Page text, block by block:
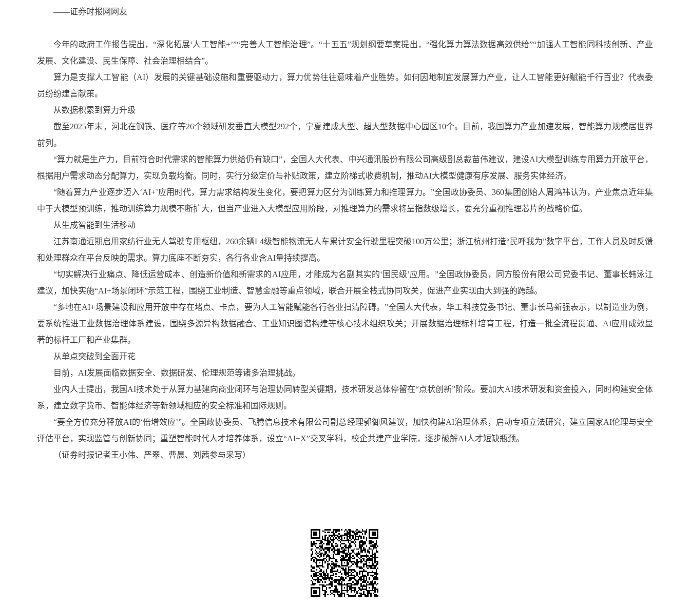
——证券时报网网友
今年的政府工作报告提出，“深化拓展‘人工智能+’”“完善人工智能治理”。“十五五”规划纲要草案提出，“强化算力算法数据高效供给”“加强人工智能同科技创新、产业
发展、文化建设、民生保障、社会治理相结合”。
算力是支撑人工智能（AI）发展的关键基础设施和重要驱动力，算力优势往往意味着产业胜势。如何因地制宜发展算力产业，让人工智能更好赋能千行百业？代表委
员纷纷建言献策。
从数据积累到算力升级
截至2025年末，河北在钢铁、医疗等26个领域研发垂直大模型292个，宁夏建成大型、超大型数据中心园区10个。目前，我国算力产业加速发展，智能算力规模居世界
前列。
“算力就是生产力，目前符合时代需求的智能算力供给仍有缺口”，全国人大代表、中兴通讯股份有限公司高级副总裁苗伟建议，建设AI大模型训练专用算力开放平台，
根据用户需求动态分配算力，实现负载均衡。同时，实行分级定价与补贴政策，建立阶梯式收费机制，推动AI大模型健康有序发展、服务实体经济。
“随着算力产业逐步迈入‘AI+’应用时代，算力需求结构发生变化，要把算力区分为训练算力和推理算力。”全国政协委员、360集团创始人周鸿祎认为，产业焦点近年集
中于大模型预训练，推动训练算力规模不断扩大，但当产业进入大模型应用阶段，对推理算力的需求将呈指数级增长，要充分重视推理芯片的战略价值。
从生成智能到生活移动
江苏南通近期启用家纺行业无人驾驶专用枢纽，260余辆L4级智能物流无人车累计安全行驶里程突破100万公里；浙江杭州打造“民呼我为”数字平台，工作人员及时反馈
和处理群众在平台反映的需求。算力底座不断夯实，各行各业含AI量持续提高。
“切实解决行业痛点、降低运营成本、创造新价值和新需求的AI应用，才能成为名副其实的‘国民级’应用。”全国政协委员，同方股份有限公司党委书记、董事长韩泳江
建议，加快实施“AI+场景闭环”示范工程，围绕工业制造、智慧金融等重点领域，联合开展全栈式协同攻关，促进产业实现由大到强的跨越。
“多地在AI+场景建设和应用开放中存在堵点、卡点，要为人工智能赋能各行各业扫清障碍。”全国人大代表，华工科技党委书记、董事长马新强表示，以制造业为例，
要系统推进工业数据治理体系建设，围绕多源异构数据融合、工业知识图谱构建等核心技术组织攻关；开展数据治理标杆培育工程，打造一批全流程贯通、AI应用成效显
著的标杆工厂和产业集群。
从单点突破到全面开花
目前，AI发展面临数据安全、数据研发、伦理规范等诸多治理挑战。
业内人士提出，我国AI技术处于从算力基建向商业闭环与治理协同转型关键期，技术研发总体停留在“点状创新”阶段。要加大AI技术研发和资金投入，同时构建安全体
系，建立数字货币、智能体经济等新领域相应的安全标准和国际规则。
“要全方位充分释放AI的‘倍增效应’”。全国政协委员、飞腾信息技术有限公司副总经理郭御风建议，加快构建AI治理体系，启动专项立法研究，建立国家AI伦理与安全
评估平台，实现监管与创新协同；重塑智能时代人才培养体系，设立“AI+X”交叉学科，校企共建产业学院，逐步破解AI人才短缺瓶颈。
（证券时报记者王小伟、严翠、曹晨、刘茜参与采写）